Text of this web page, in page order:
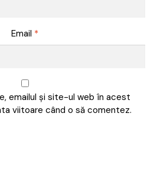
Email *
emailul și site-ul web în acest
viitoare când o să comentez.